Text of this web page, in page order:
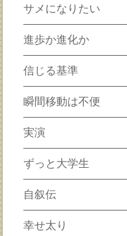
サメになりたい
進歩か進化か
信じる基準
瞬間移動は不便
実演
ずっと大学生
自叙伝
幸せ太り